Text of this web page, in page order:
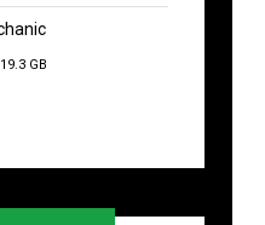
19.3 GB